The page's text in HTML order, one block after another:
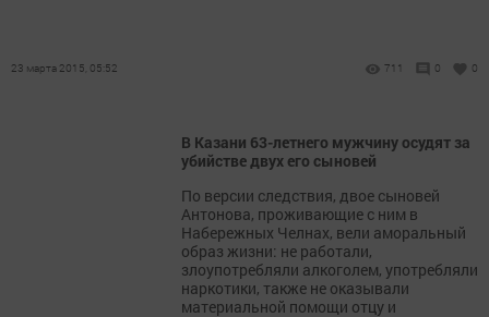
23 марта 2015, 05:52 711 0 0
В Казани 63-летнего мужчину осудят за
убийстве двух его сыновей
По версии следствия, двое сыновей
Антонова, проживающие с ним в
Набережных Челнах, вели аморальный
образ жизни: не работали,
злоупотребляли алкоголем, употребляли
наркотики, также не оказывали
материальной помощи отцу и